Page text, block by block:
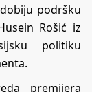
podršku
Rošić iz
politiku
premijera